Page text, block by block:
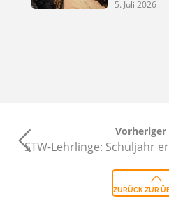
5. Juli 2026
STW-Lehrlinge: Schuljahr
ZURÜCK ZUR